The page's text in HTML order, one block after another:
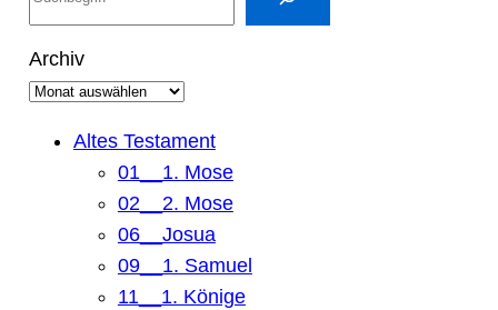
h
e
Archiv
Altes Testament
01__1. Mose
02__2. Mose
06__Josua
09__1. Samuel
11__1. Könige